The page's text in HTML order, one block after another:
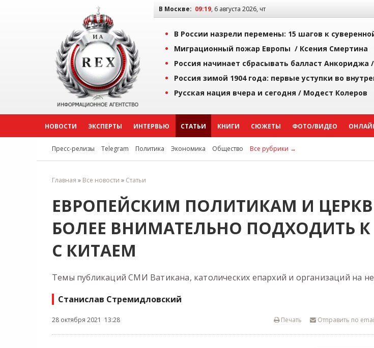
В Москве: 09:19, 6 августа 2026, чт
В России назрели перемены: 15 шагов к
Миграционный пожар Европы / Ксения Смертина
Россия начинает сбрасывать балласт Анкориджа /
Россия зимой 1904 года: первые уступки во
Русская нация вчера и сегодня / Модест Колеров
НОВОСТИ ЭКСПЕРТЫ ИНТЕРВЬЮ СТАТЬИ КНИГИ СЮЖЕТЫ ФОТО/ВИДЕО
Пресс-релизы Telegram Политика Экономика Общество Все рубрики →
Главная » Все новости » Статьи
ЕВРОПЕЙСКИМ ПОЛИТИКАМ И
БОЛЕЕ ВНИМАТЕЛЬНО ПОДХОДИТЬ
С КИТАЕМ
Темы публикаций СМИ Ватикана, католических епархий и организаций на
Станислав Стремидловский
28 октября 2021 13:28 Отправить по
Печать